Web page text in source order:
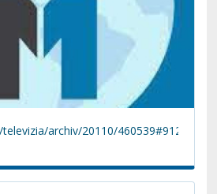
archiv/20110/460539#912